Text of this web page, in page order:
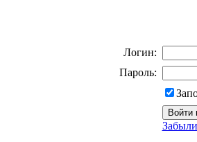
Логин:
Пароль: